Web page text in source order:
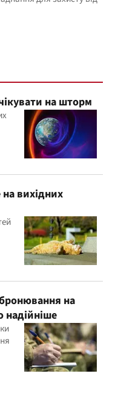
на шторм
вихідних
на
надійніше